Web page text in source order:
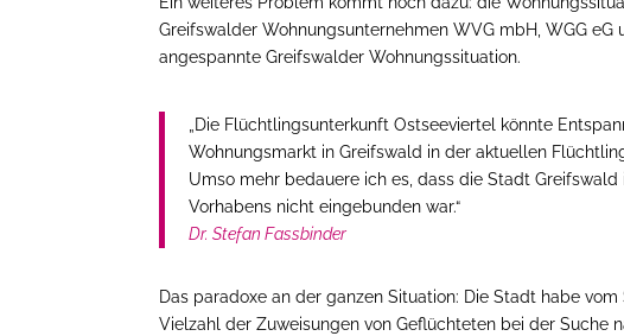
Greifswalder Wohnungsunternehmen WVG mbH, WGG
angespannte Greifswalder Wohnungssituation.
„Die Flüchtlingsunterkunft Ostseeviertel könnte
Wohnungsmarkt in Greifswald in der aktuellen
Umso mehr bedauere ich es, dass die Stadt
Vorhabens nicht eingebunden war.“
Dr. Stefan Fassbinder
Das paradoxe an der ganzen Situation: Die Stadt habe
Vielzahl der Zuweisungen von Geflüchteten bei der Suche